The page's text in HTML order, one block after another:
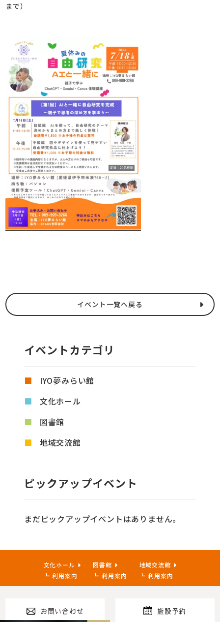
まで）
イベント一覧へ戻る
イベントカテゴリ
IYO夢みらい館
文化ホール
図書館
地域交流館
ピックアップイベント
まだピックアップイベントはありません。
文化ホール
利用案内
図書館
利用案内
地域交流館
利用案内
お問い合わせ 施設予約